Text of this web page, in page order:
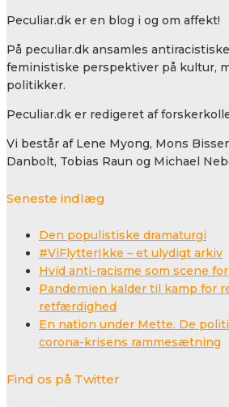
Peculiar.dk er en blog i og om affekt!
På peculiar.dk ansamles
feministiske perspektiver på kultur,
politikker.
Peculiar.dk er redigeret af
Vi består af Lene Myong, Mons
Danbolt, Tobias Raun og Michael
Seneste indlæg
Den populistiske dramaturgi
#ViFlytterIkke – et ulydigt arkiv
Hvid anti-racisme som scene
Pandemien kalder til kamp for
retfærdighed
En nation under Mette. De
corona-krisens rammesætning
Find os på Twitter